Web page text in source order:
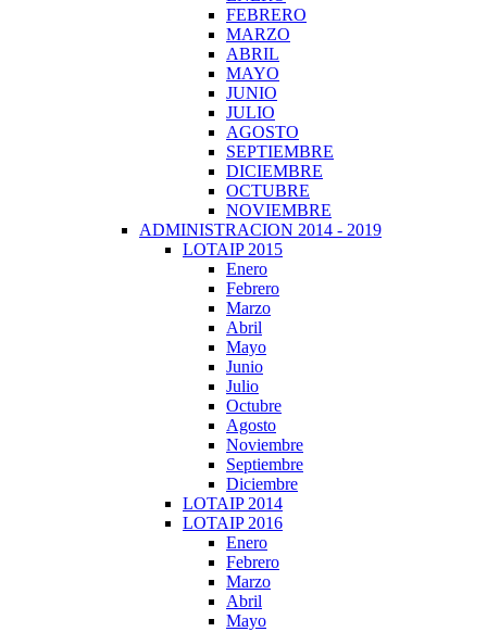
FEBRERO
MARZO
ABRIL
MAYO
JUNIO
JULIO
AGOSTO
SEPTIEMBRE
DICIEMBRE
OCTUBRE
NOVIEMBRE
ADMINISTRACION 2014 - 2019
LOTAIP 2015
Enero
Febrero
Marzo
Abril
Mayo
Junio
Julio
Octubre
Agosto
Noviembre
Septiembre
Diciembre
LOTAIP 2014
LOTAIP 2016
Enero
Febrero
Marzo
Abril
Mayo